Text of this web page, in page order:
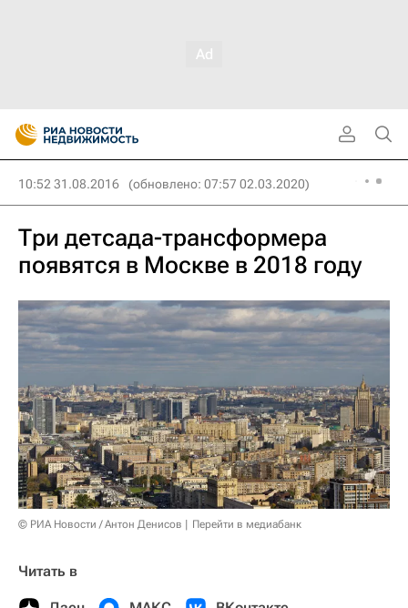
10:52 31.08.2016 (обновлено: 07:57 02.03.2020)
Три детсада-трансформера
появятся в Москве в 2018 году
© РИА Новости / Антон Денисов Перейти в медиабанк
Читать в